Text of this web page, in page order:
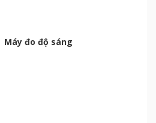
Máy đo độ sáng